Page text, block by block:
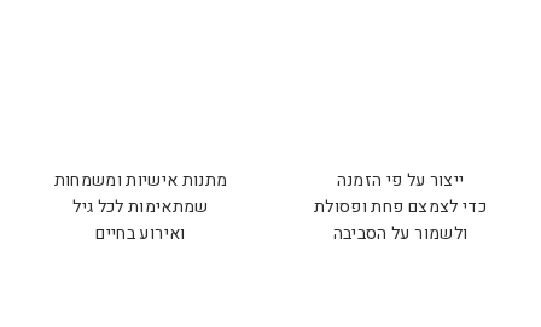
ייצור על פי הזמנה
כדי לצמצם פחת ופסולת
ולשמור על הסביבה
מתנות אישיות ומשמחות
שמתאימות לכל גיל
ואירוע בחיים